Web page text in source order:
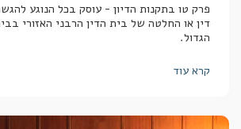
פרק טו בתקנות הדיון - עוסק בכל הנוגע
דין או החלטה של בית הדין הרבני האזורי
הגדול.
קרא עוד